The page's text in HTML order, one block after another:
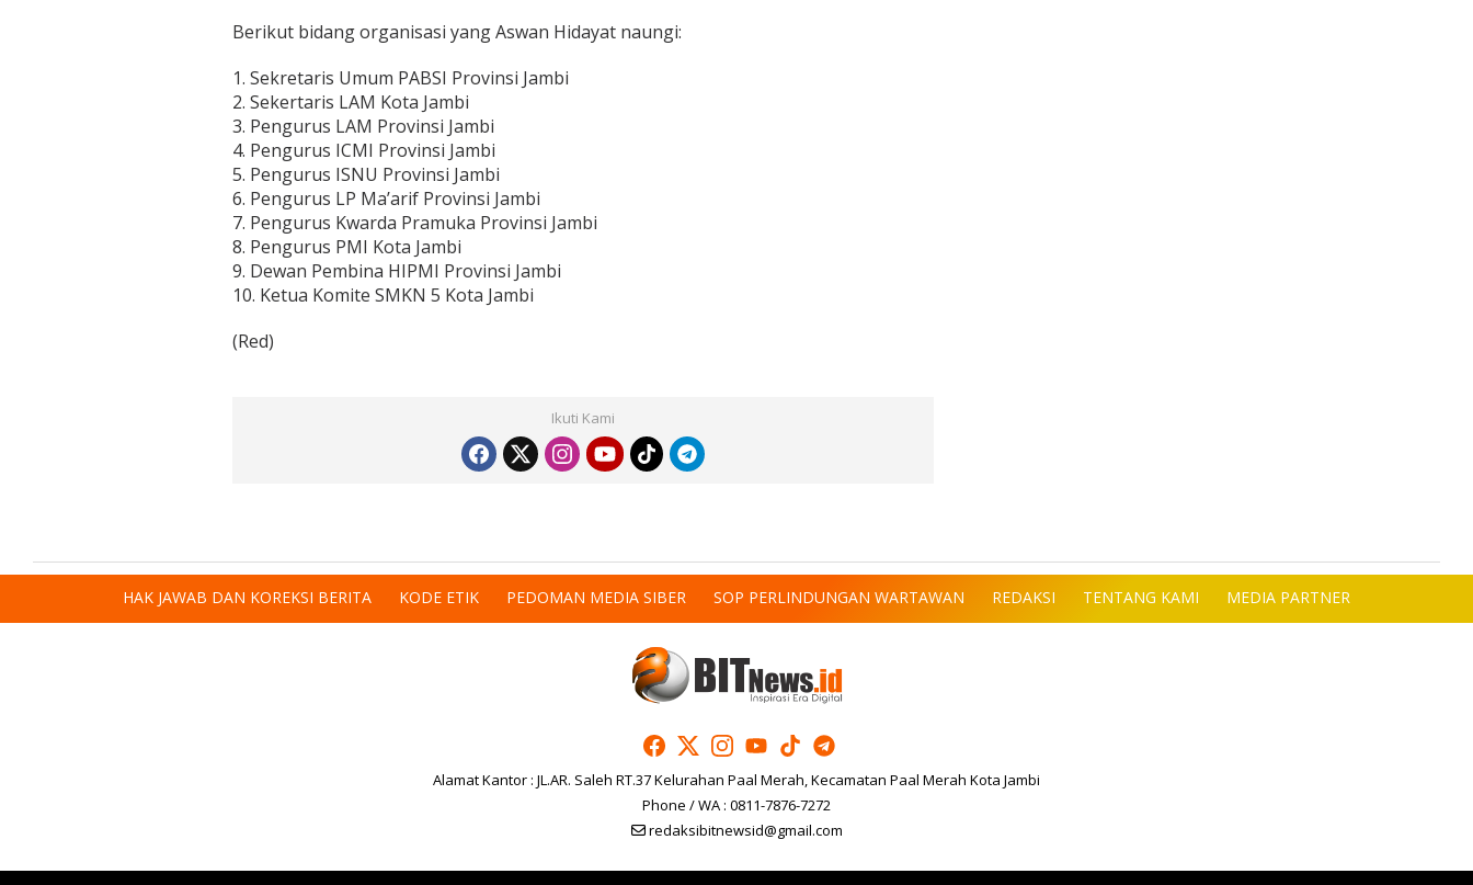
Berikut bidang organisasi yang Aswan Hidayat naungi:
1. Sekretaris Umum PABSI Provinsi Jambi
2. Sekertaris LAM Kota Jambi
3. Pengurus LAM Provinsi Jambi
4. Pengurus ICMI Provinsi Jambi
5. Pengurus ISNU Provinsi Jambi
6. Pengurus LP Ma’arif Provinsi Jambi
7. Pengurus Kwarda Pramuka Provinsi Jambi
8. Pengurus PMI Kota Jambi
9. Dewan Pembina HIPMI Provinsi Jambi
10. Ketua Komite SMKN 5 Kota Jambi
(Red)
Ikuti Kami
HAK JAWAB DAN KOREKSI BERITA KODE ETIK PEDOMAN MEDIA SIBER SOP PERLINDUNGAN WARTAWAN REDAKSI TENTANG KAMI MEDIA PARTNER
Alamat Kantor : JL.AR. Saleh RT.37 Kelurahan Paal Merah, Kecamatan Paal Merah Kota Jambi
Phone / WA : 0811-7876-7272
redaksibitnewsid@gmail.com